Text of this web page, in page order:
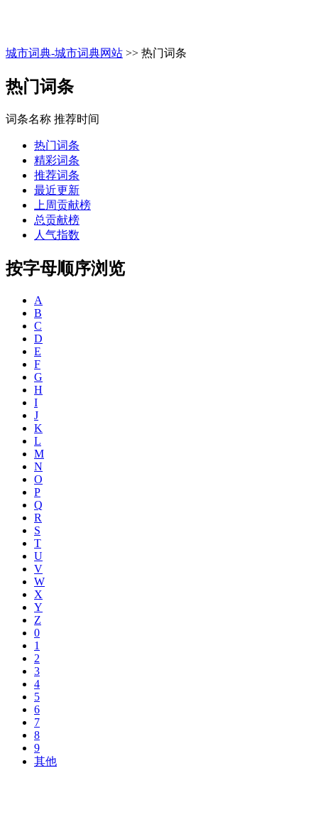
城市词典-城市词典网站 >> 热门词条
热门词条
词条名称 推荐时间
热门词条
精彩词条
推荐词条
最近更新
上周贡献榜
总贡献榜
人气指数
按字母顺序浏览
A
B
C
D
E
F
G
H
I
J
K
L
M
N
O
P
Q
R
S
T
U
V
W
X
Y
Z
0
1
2
3
4
5
6
7
8
9
其他